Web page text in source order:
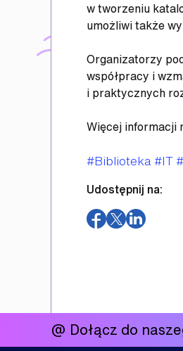
w tworzeniu
umożliwi także
Organizatorzy
współpracy i
i praktycznych
Więcej informacji
Tagi
#Biblioteka#IT
Udostępnij na:
(otwiera
(otwiera(otwiera
@ Dołącz do